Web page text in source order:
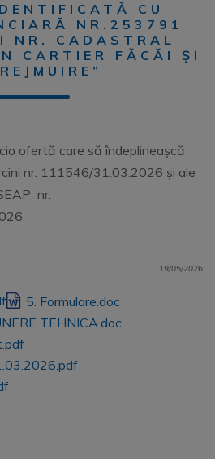
CU
NR.253791
NR. CADASTRAL
CARTIER FĂCĂI ȘI
ofertă care să îndeplineaşcă
nr. 111546/31.03.2026 şi ale
nr.
19/05/2026
5. Formulare.doc
TEHNICA.doc